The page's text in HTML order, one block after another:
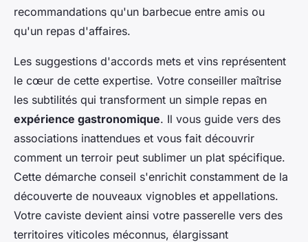
recommandations qu'un barbecue entre amis ou
qu'un repas d'affaires.
Les suggestions d'accords mets et vins représentent
le cœur de cette expertise. Votre conseiller maîtrise
les subtilités qui transforment un simple repas en
expérience gastronomique. Il vous guide vers des
associations inattendues et vous fait découvrir
comment un terroir peut sublimer un plat spécifique.
Cette démarche conseil s'enrichit constamment de la
découverte de nouveaux vignobles et appellations.
Votre caviste devient ainsi votre passerelle vers des
territoires viticoles méconnus, élargissant